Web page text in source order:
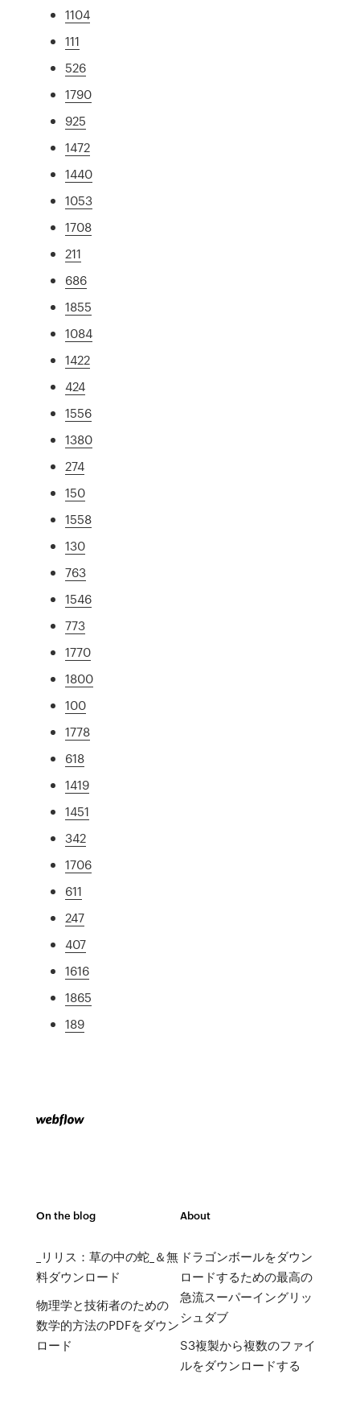
1104
111
526
1790
925
1472
1440
1053
1708
211
686
1855
1084
1422
424
1556
1380
274
150
1558
130
763
1546
773
1770
1800
100
1778
618
1419
1451
342
1706
611
247
407
1616
1865
189
On the blog
_リリス：草の中の蛇_＆無
料ダウンロード
物理学と技術者のための
数学的方法のPDFをダウン
ロード
About
ドラゴンボールをダウン
ロードするための最高の
急流スーパーイングリッ
シュダブ
S3複製から複数のファイ
ルをダウンロードする